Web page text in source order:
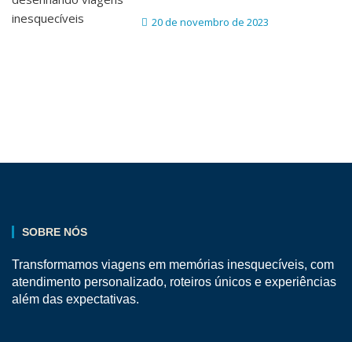
20 de novembro de 2023
SOBRE NÓS
Transformamos viagens em memórias inesquecíveis, com
atendimento personalizado, roteiros únicos e experiências
além das expectativas.